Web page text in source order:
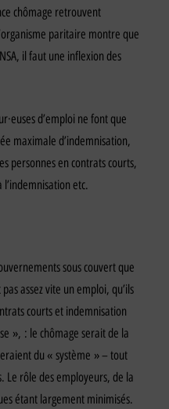
chômage retrouvent
paritaire montre que
il faut une inflexion des
d’emploi ne font que
maximale d’indemnisation,
personnes en contrats courts,
l’indemnisation etc.
sous couvert que
assez vite un emploi, qu’ils
courts et indemnisation
», : le chômage serait de la
du « système » – tout
Le rôle des employeurs, de la
étant largement minimisés.